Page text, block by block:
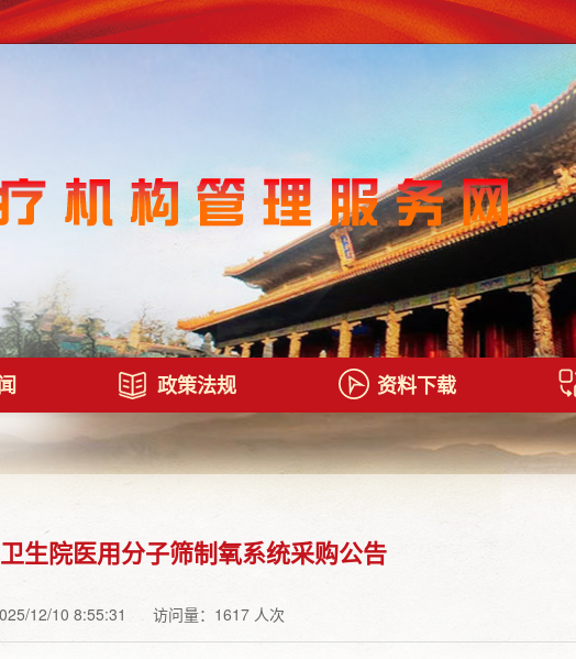
政策法规 资料下载
生院医用分子筛制氧系统采购公告
12/10 8:55:31 访问量：1617 人次